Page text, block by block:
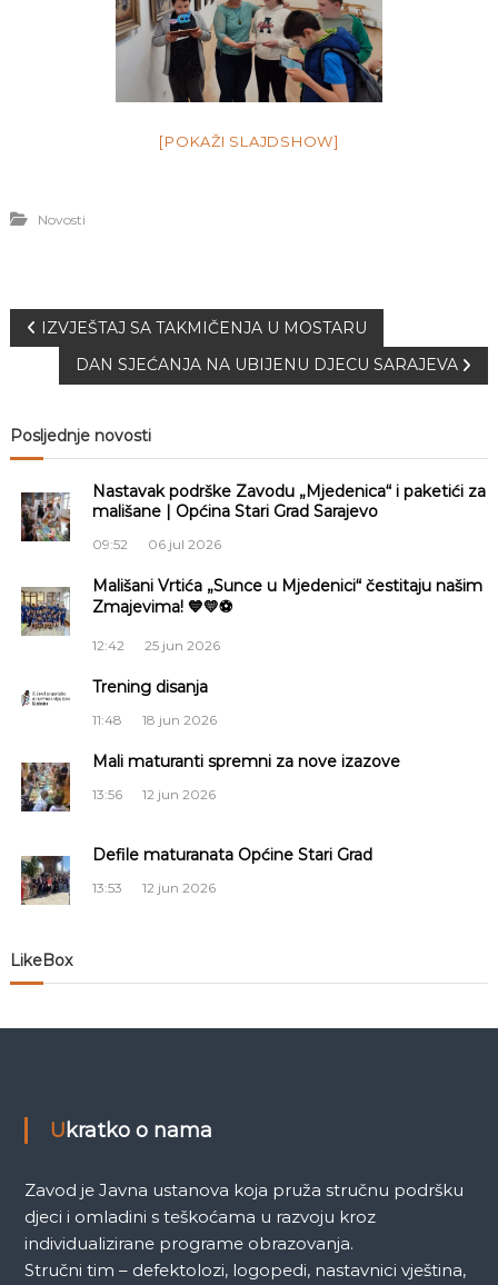
[POKAŽI SLAJDSHOW]
Novosti
N
v
g
a
c
a
n
a
a
IZVJEŠTAJ SA TAKMIČENJA U MOSTARU
DAN SJEĆANJA NA UBIJENU DJECU SARAJEVA
Posljednje novosti
Nastavak podrške Zavodu „Mjedenica“ i paketići za
mališane | Općina Stari Grad Sarajevo
09:52 06 jul 2026
Mališani Vrtića „Sunce u Mjedenici“ čestitaju našim
Zmajevima! 💙💛⚽
12:42 25 jun 2026
Trening disanja
11:48 18 jun 2026
Mali maturanti spremni za nove izazove
13:56 12 jun 2026
Defile maturanata Općine Stari Grad
13:53 12 jun 2026
LikeBox
Ukratko o nama
Zavod je Javna ustanova koja pruža stručnu podršku
djeci i omladini s teškoćama u razvoju kroz
individualizirane programe obrazovanja.
Stručni tim – defektolozi, logopedi, nastavnici vještina,